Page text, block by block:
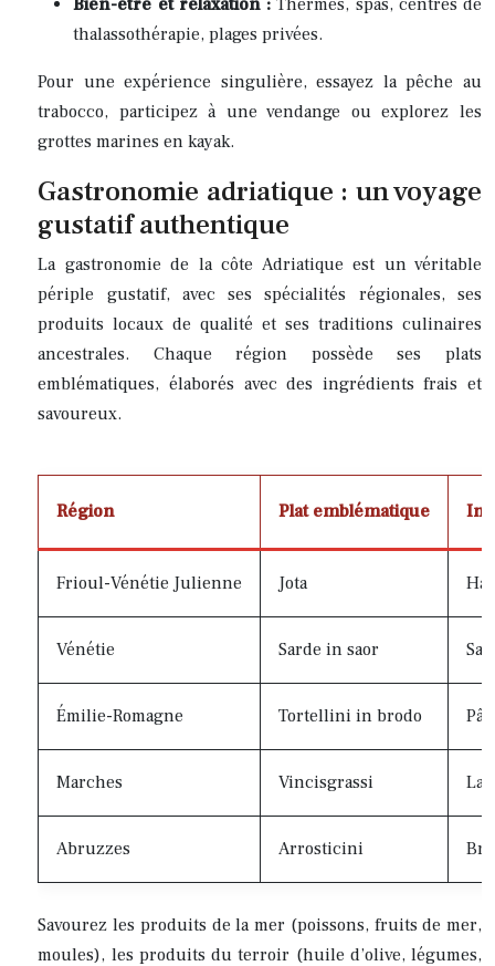
Bien-être et relaxation :Thermes, spas, centres de
thalassothérapie, plages privées.
Pour une expérience singulière, essayez la pêche au
trabocco, participez à une vendange ou explorez les
grottes marines en kayak.
Gastronomie adriatique : un voyage
gustatif authentique
La gastronomie de la côte Adriatique est un véritable
périple gustatif, avec ses spécialités régionales, ses
produits locaux de qualité et ses traditions culinaires
ancestrales. Chaque région possède ses plats
emblématiques, élaborés avec des ingrédients frais et
savoureux.
Région Plat emblématique
Frioul-Vénétie Julienne Jota
Vénétie Sarde in saor
Émilie-Romagne Tortellini in brodo
Marches Vincisgrassi
Abruzzes Arrosticini
Savourez les produits de la mer (poissons, fruits de mer,
moules), les produits du terroir (huile d’olive, légumes,